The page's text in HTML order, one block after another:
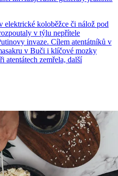
elektrické koloběžce či nálož pod
v týlu nepřítele
invaze. Cílem atentátníků v
v Buči i klíčové mozky
atentátech zemřela, další